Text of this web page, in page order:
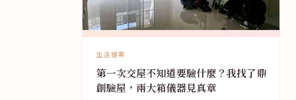
生活提案
第一次交屋不知道要驗什麼？我找了鼎
創驗屋，兩大箱儀器見真章